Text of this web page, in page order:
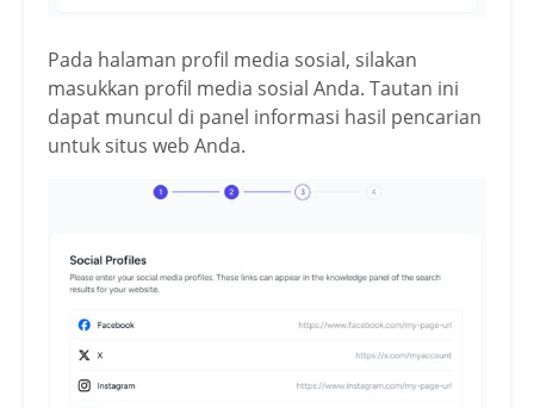
Pada halaman profil media sosial, silakan
masukkan profil media sosial Anda. Tautan ini
dapat muncul di panel informasi hasil pencarian
untuk situs web Anda.